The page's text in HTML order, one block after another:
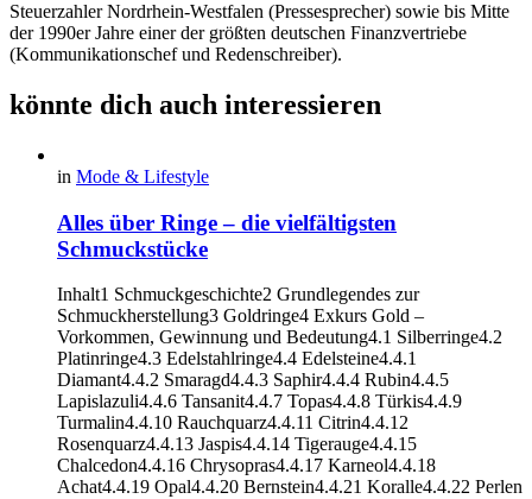
Steuerzahler Nordrhein-Westfalen (Pressesprecher) sowie bis Mitte
der 1990er Jahre einer der größten deutschen Finanzvertriebe
(Kommunikationschef und Redenschreiber).
könnte dich auch interessieren
in Mode & Lifestyle
Alles über Ringe – die vielfältigsten
Schmuckstücke
Inhalt1 Schmuckgeschichte2 Grundlegendes zur
Schmuckherstellung3 Goldringe4 Exkurs Gold –
Vorkommen, Gewinnung und Bedeutung4.1 Silberringe4.2
Platinringe4.3 Edelstahlringe4.4 Edelsteine4.4.1
Diamant4.4.2 Smaragd4.4.3 Saphir4.4.4 Rubin4.4.5
Lapislazuli4.4.6 Tansanit4.4.7 Topas4.4.8 Türkis4.4.9
Turmalin4.4.10 Rauchquarz4.4.11 Citrin4.4.12
Rosenquarz4.4.13 Jaspis4.4.14 Tigerauge4.4.15
Chalcedon4.4.16 Chrysopras4.4.17 Karneol4.4.18
Achat4.4.19 Opal4.4.20 Bernstein4.4.21 Koralle4.4.22 Perlen